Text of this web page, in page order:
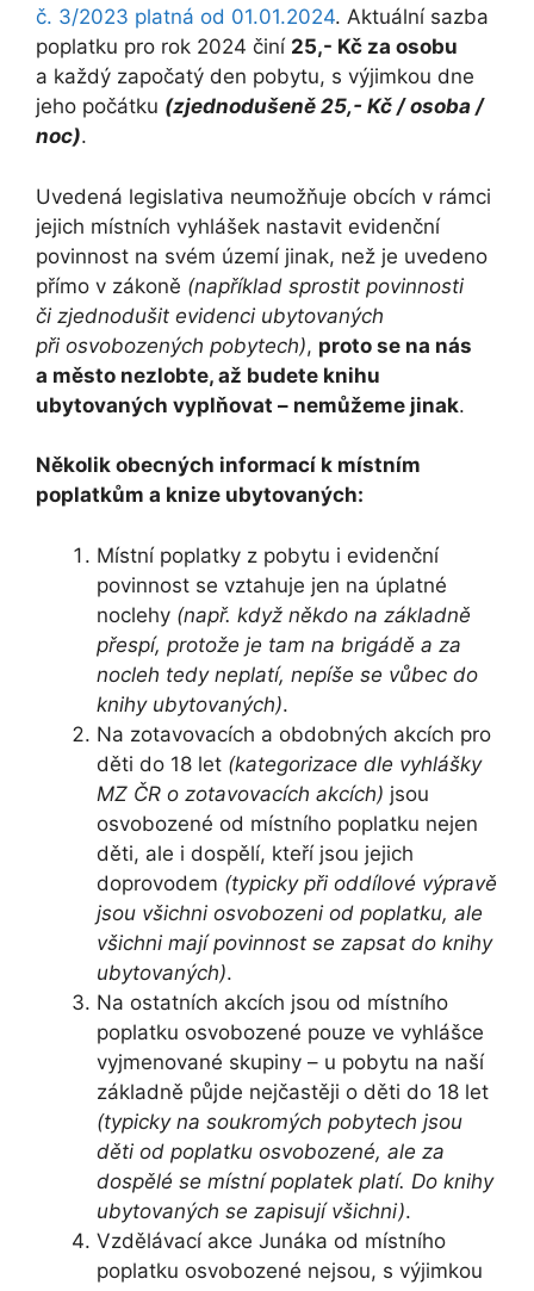
č. 3/2023 platná od 01.01.2024. Aktuální sazba
poplatku pro rok 2024 činí 25,- Kč za osobu
a každý započatý den pobytu, s výjimkou dne
jeho počátku (zjednodušeně 25,- Kč / osoba /
noc).
Uvedená legislativa neumožňuje obcích v rámci
jejich místních vyhlášek nastavit evidenční
povinnost na svém území jinak, než je uvedeno
přímo v zákoně (například sprostit povinnosti
či zjednodušit evidenci ubytovaných
při osvobozených pobytech), proto se na nás
a město nezlobte, až budete knihu
ubytovaných vyplňovat – nemůžeme jinak.
Několik obecných informací k místním
poplatkům a knize ubytovaných:
Místní poplatky z pobytu i evidenční
povinnost se vztahuje jen na úplatné
noclehy (např. když někdo na základně
přespí, protože je tam na brigádě a za
nocleh tedy neplatí, nepíše se vůbec do
knihy ubytovaných).
Na zotavovacích a obdobných akcích pro
děti do 18 let (kategorizace dle vyhlášky
MZ ČR o zotavovacích akcích) jsou
osvobozené od místního poplatku nejen
děti, ale i dospělí, kteří jsou jejich
doprovodem (typicky při oddílové výpravě
jsou všichni osvobozeni od poplatku, ale
všichni mají povinnost se zapsat do knihy
ubytovaných).
Na ostatních akcích jsou od místního
poplatku osvobozené pouze ve vyhlášce
vyjmenované skupiny – u pobytu na naší
základně půjde nejčastěji o děti do 18 let
(typicky na soukromých pobytech jsou
děti od poplatku osvobozené, ale za
dospělé se místní poplatek platí. Do knihy
ubytovaných se zapisují všichni).
Vzdělávací akce Junáka od místního
poplatku osvobozené nejsou, s výjimkou